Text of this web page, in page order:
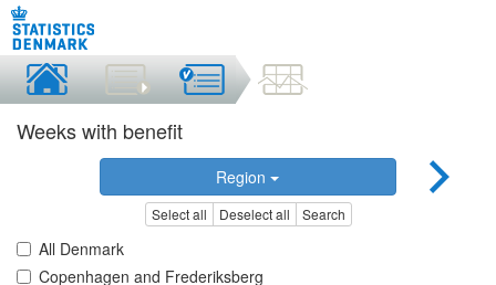
Weeks with benefit
Region
Select all Deselect all Search
All Denmark
Copenhagen and Frederiksberg